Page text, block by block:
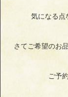
気になる点
さてご希望のお
ご予